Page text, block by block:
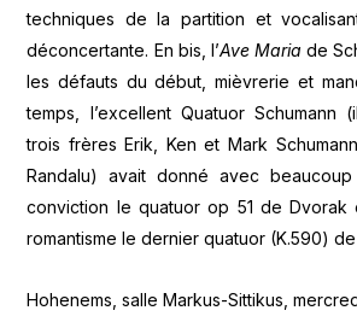
techniques de la partition et
déconcertante. En bis, l’Ave Maria de
les défauts du début, mièvrerie et
temps, l’excellent Quatuor Schumann
trois frères Erik, Ken et Mark
Randalu) avait donné avec
conviction le quatuor op 51 de
romantisme le dernier quatuor (K.590)
Hohenems, salle Markus-Sittikus,